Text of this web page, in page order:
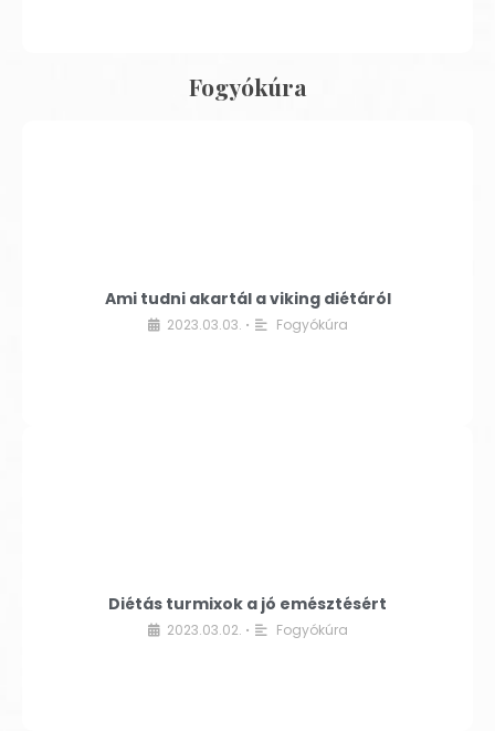
Fogyókúra
Ami tudni akartál a viking diétáról
2023.03.03. • Fogyókúra
Diétás turmixok a jó emésztésért
2023.03.02. • Fogyókúra